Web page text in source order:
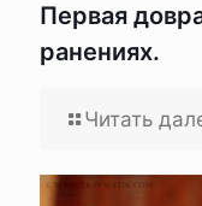
Первая
ранениях.
Читать